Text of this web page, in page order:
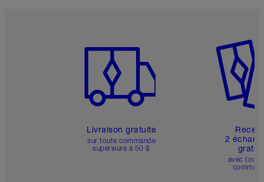
Livraison gratuite
sur toute commande
supérieure à 50 $
2
avec